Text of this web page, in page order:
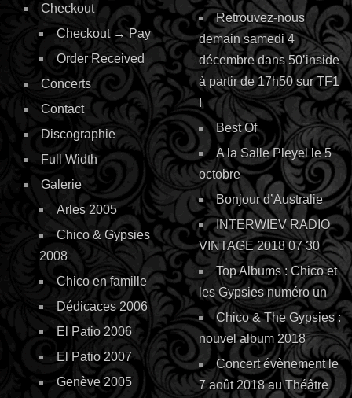
Checkout
Checkout → Pay
Order Received
Concerts
Contact
Discographie
Full Width
Galerie
Arles 2005
Chico & Gypsies
2008
Chico en famille
Dédicaces 2006
El Patio 2006
El Patio 2007
Genève 2005
Retrouvez-nous
demain samedi 4
décembre dans 50’inside
à partir de 17h50 sur TF1
!
Best Of
A la Salle Pleyel le 5
octobre
Bonjour d’Australie
INTERWIEV RADIO
VINTAGE 2018 07 30
Top Albums : Chico et
les Gypsies numéro un
Chico & The Gypsies :
nouvel album 2018
Concert évènement le
7 août 2018 au Théâtre